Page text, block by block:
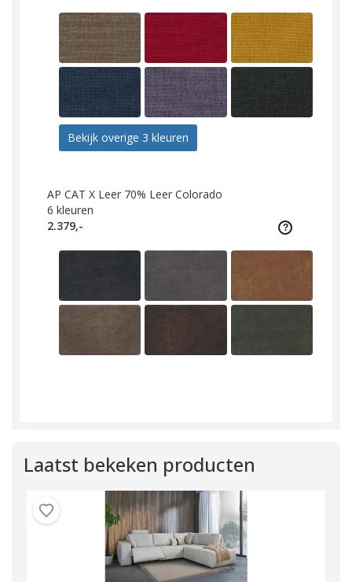
Bekijk overige 3 kleuren
AP CAT X Leer 70% Leer Colorado
6 kleuren
2.379,-
Laatst bekeken producten